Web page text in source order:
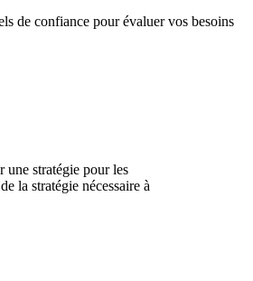
de confiance pour évaluer vos besoins
une stratégie pour les
la stratégie nécessaire à